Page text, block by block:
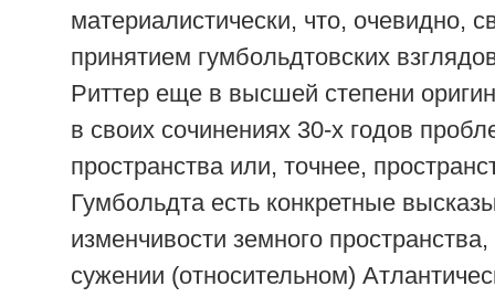
материалистически, что, очевидно,
принятием гумбольдтовских
Риттер еще в высшей степени
в своих сочинениях 30-х годов
пространства или, точнее,
Гумбольдта есть конкретные
изменчивости земного
сужении (относительном)